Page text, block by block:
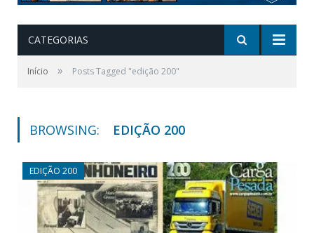
CATEGORIAS
Início » Posts Tagged "edição 200"
BROWSING: EDIÇÃO 200
EDIÇÃO 200